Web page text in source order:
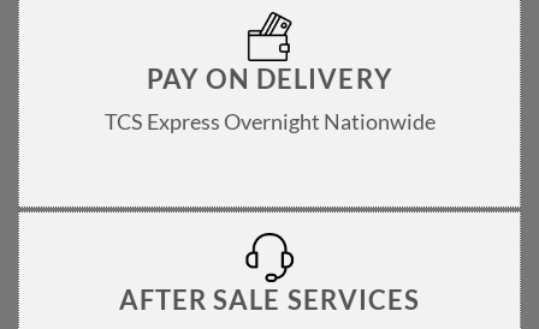
PAY ON DELIVERY
TCS Express Overnight Nationwide
AFTER SALE SERVICES